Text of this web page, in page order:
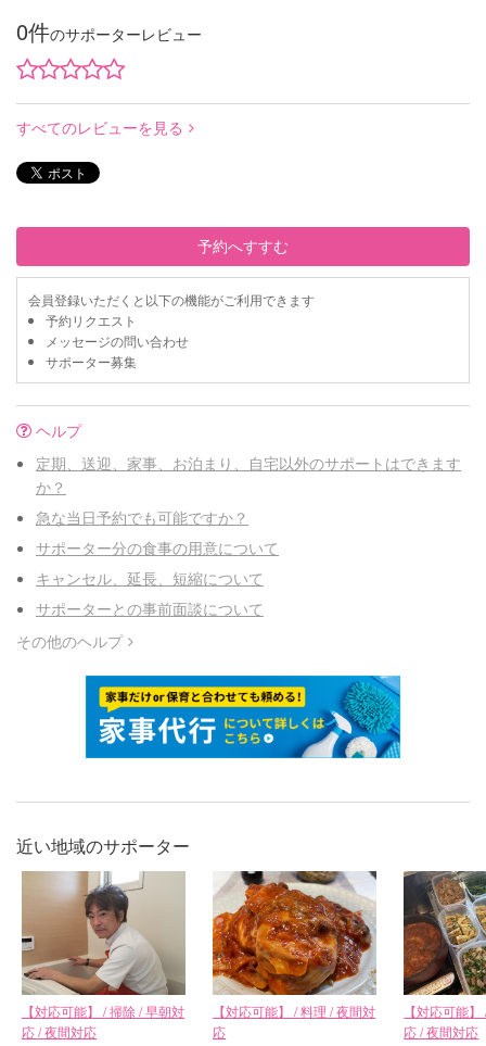
0件のサポーターレビュー
すべてのレビューを見る
予約へすすむ
会員登録いただくと以下の機能がご利用できます
予約リクエスト
メッセージの問い合わせ
サポーター募集
ヘルプ
定期、送迎、家事、お泊まり、自宅以外のサポートはできます
か？
急な当日予約でも可能ですか？
サポーター分の食事の用意について
キャンセル、延長、短縮について
サポーターとの事前面談について
その他のヘルプ
近い地域のサポーター
【対応可能】 / 掃除 / 早朝対
応 / 夜間対応
【対応可能】 / 料理 / 夜間対
応
【対応可能
応 / 夜間対応